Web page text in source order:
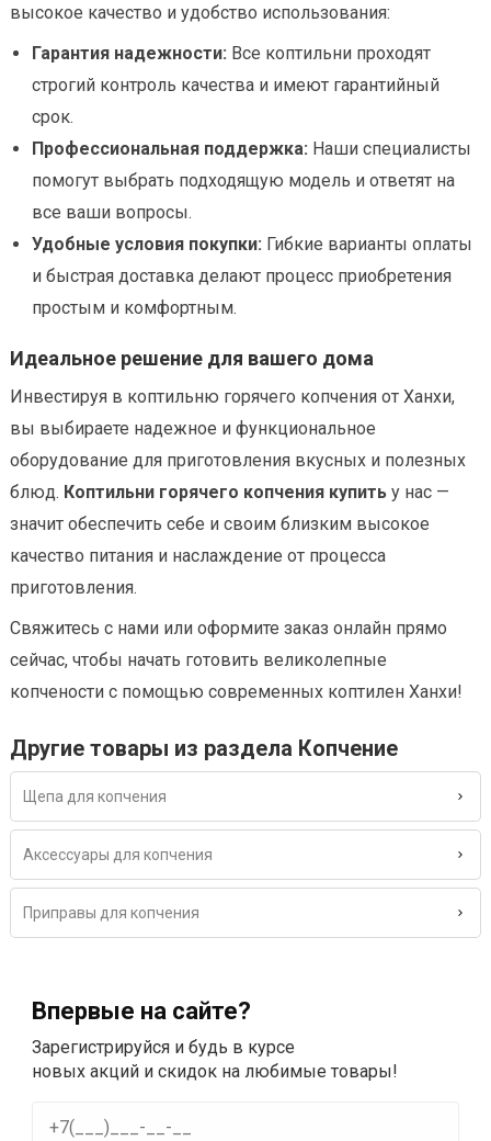
высокое качество и удобство использования:
Гарантия надежности: Все коптильни проходят
строгий контроль качества и имеют гарантийный
срок.
Профессиональная поддержка: Наши специалисты
помогут выбрать подходящую модель и ответят на
все ваши вопросы.
Удобные условия покупки: Гибкие варианты оплаты
и быстрая доставка делают процесс приобретения
простым и комфортным.
Идеальное решение для вашего дома
Инвестируя в коптильню горячего копчения от Ханхи,
вы выбираете надежное и функциональное
оборудование для приготовления вкусных и полезных
блюд. Коптильни горячего копчения купить у нас —
значит обеспечить себе и своим близким высокое
качество питания и наслаждение от процесса
приготовления.
Свяжитесь с нами или оформите заказ онлайн прямо
сейчас, чтобы начать готовить великолепные
копчености с помощью современных коптилен Ханхи!
Другие товары из раздела Копчение
Щепа для копчения
Аксессуары для копчения
Приправы для копчения
Впервые на сайте?
Зарегистрируйся и будь в курсе
новых акций и скидок на любимые товары!